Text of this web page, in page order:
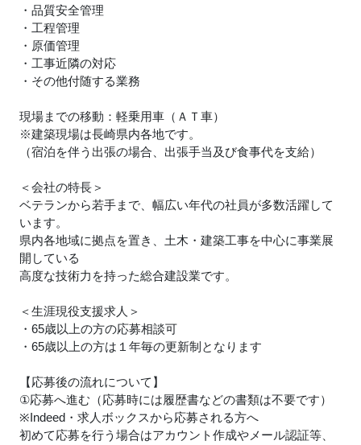
・品質安全管理
・工程管理
・原価管理
・工事近隣の対応
・その他付随する業務
現場までの移動：軽乗用車（ＡＴ車）
※建築現場は長崎県内各地です。
（宿泊を伴う出張の場合、出張手当及び食事代を支給）
＜会社の特長＞
ベテランから若手まで、幅広い年代の社員が多数活躍して
います。
県内各地域に拠点を置き、土木・建築工事を中心に事業展
開している
高度な技術力を持った総合建設業です。
＜生涯現役支援求人＞
・65歳以上の方の応募相談可
・65歳以上の方は１年毎の更新制となります
【応募後の流れについて】
①応募へ進む（応募時には履歴書などの書類は不要です）
※Indeed・求人ボックスから応募される方へ
初めて応募を行う場合はアカウント作成やメール認証等、